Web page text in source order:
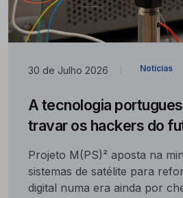
30 de Julho 2026 Notícias
A tecnologia
travar os hackers do
Projeto M(PS)² aposta na
sistemas de satélite para
digital numa era ainda por